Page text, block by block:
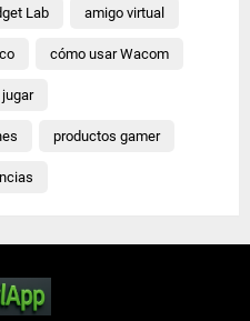
Lab amigo virtual
cómo usar Wacom
productos gamer